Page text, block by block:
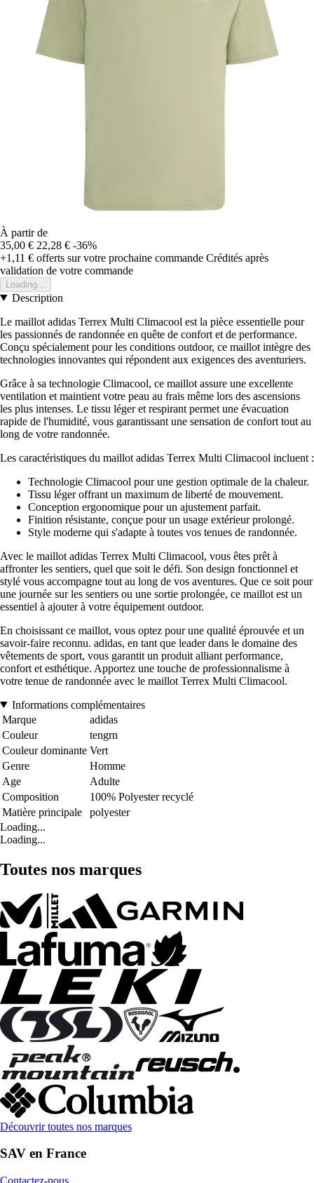
À partir de
35,00 € 22,28 € -36%
+1,11 € offerts sur votre prochaine commande Crédités après
validation de votre commande
Loading...
Description
Le maillot adidas Terrex Multi Climacool est la pièce essentielle pour
les passionnés de randonnée en quête de confort et de performance.
Conçu spécialement pour les conditions outdoor, ce maillot intègre des
technologies innovantes qui répondent aux exigences des aventuriers.
Grâce à sa technologie Climacool, ce maillot assure une excellente
ventilation et maintient votre peau au frais même lors des ascensions
les plus intenses. Le tissu léger et respirant permet une évacuation
rapide de l'humidité, vous garantissant une sensation de confort tout au
long de votre randonnée.
Les caractéristiques du maillot adidas Terrex Multi Climacool incluent :
Technologie Climacool pour une gestion optimale de la chaleur.
Tissu léger offrant un maximum de liberté de mouvement.
Conception ergonomique pour un ajustement parfait.
Finition résistante, conçue pour un usage extérieur prolongé.
Style moderne qui s'adapte à toutes vos tenues de randonnée.
Avec le maillot adidas Terrex Multi Climacool, vous êtes prêt à
affronter les sentiers, quel que soit le défi. Son design fonctionnel et
stylé vous accompagne tout au long de vos aventures. Que ce soit pour
une journée sur les sentiers ou une sortie prolongée, ce maillot est un
essentiel à ajouter à votre équipement outdoor.
En choisissant ce maillot, vous optez pour une qualité éprouvée et un
savoir-faire reconnu. adidas, en tant que leader dans le domaine des
vêtements de sport, vous garantit un produit alliant performance,
confort et esthétique. Apportez une touche de professionnalisme à
votre tenue de randonnée avec le maillot Terrex Multi Climacool.
Informations complémentaires
Marque
adidas
Couleur
tengrn
Couleur dominante Vert
Genre
Homme
Age
Adulte
Composition
100% Polyester recyclé
Matière principale
polyester
Loading...
Loading...
Toutes nos marques
Découvrir toutes nos marques
SAV en France
Contactez-nous